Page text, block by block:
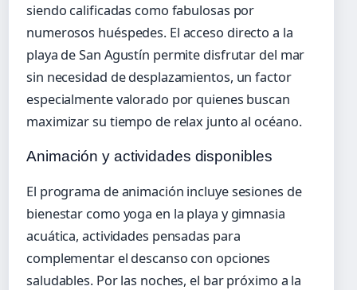
siendo calificadas como fabulosas por
numerosos huéspedes. El acceso directo a la
playa de San Agustín permite disfrutar del mar
sin necesidad de desplazamientos, un factor
especialmente valorado por quienes buscan
maximizar su tiempo de relax junto al océano.
Animación y actividades disponibles
El programa de animación incluye sesiones de
bienestar como yoga en la playa y gimnasia
acuática, actividades pensadas para
complementar el descanso con opciones
saludables. Por las noches, el bar próximo a la